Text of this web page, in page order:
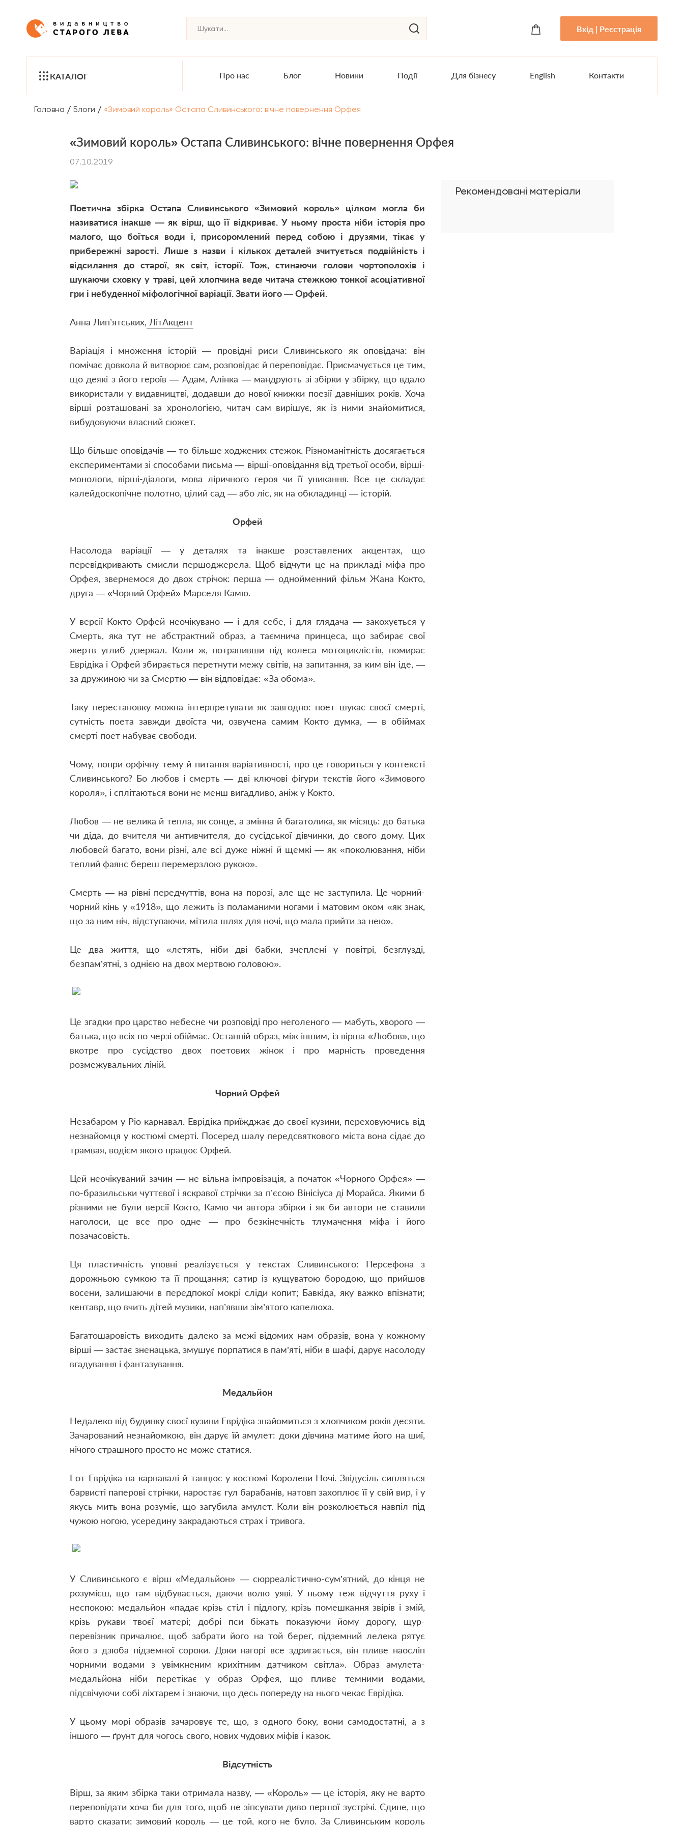
Вхід | Реєстрація
КАТАЛОГ Про нас Блог Новини Події Для бізнесу English Контакти
Головна / Блоги / «Зимовий король» Остапа Сливинського: вічне повернення Орфея
«Зимовий король» Остапа Сливинського: вічне повернення Орфея
07.10.2019
Поетична збірка Остапа Сливинського «Зимовий король» цілком могла би
називатися інакше — як вірш, що її відкриває. У ньому проста ніби історія про
малого, що боїться води і, присоромлений перед собою і друзями, тікає у
прибережні зарості. Лише з назви і кількох деталей зчитується подвійність і
відсилання до старої, як світ, історії. Тож, стинаючи голови чортополохів і
шукаючи сховку у траві, цей хлопчина веде читача стежкою тонкої асоціативної
гри і небуденної міфологічної варіації. Звати його — Орфей.
Анна Лип’ятських, ЛітАкцент
Варіація і множення історій — провідні риси Сливинського як оповідача: він
помічає довкола й витворює сам, розповідає й переповідає. Присмачується це тим,
що деякі з його героїв — Адам, Алінка — мандрують зі збірки у збірку, що вдало
використали у видавництві, додавши до нової книжки поезії давніших років. Хоча
вірші розташовані за хронологією, читач сам вирішує, як із ними знайомитися,
вибудовуючи власний сюжет.
Що більше оповідачів — то більше ходжених стежок. Різноманітність досягається
експериментами зі способами письма — вірші-оповідання від третьої особи, вірші-
монологи, вірші-діалоги, мова ліричного героя чи її уникання. Все це складає
калейдоскопічне полотно, цілий сад — або ліс, як на обкладинці — історій.
Орфей
Насолода варіації — у деталях та інакше розставлених акцентах, що
перевідкривають смисли першоджерела. Щоб відчути це на прикладі міфа про
Орфея, звернемося до двох стрічок: перша — однойменний фільм Жана Кокто,
друга — «Чорний Орфей» Марселя Камю.
У версії Кокто Орфей неочікувано — і для себе, і для глядача — закохується у
Смерть, яка тут не абстрактний образ, а таємнича принцеса, що забирає свої
жертв углиб дзеркал. Коли ж, потрапивши під колеса мотоциклістів, помирає
Еврідіка і Орфей збирається перетнути межу світів, на запитання, за ким він іде, —
за дружиною чи за Смертю — він відповідає: «За обома».
Таку перестановку можна інтерпретувати як завгодно: поет шукає своєї смерті,
сутність поета завжди двоїста чи, озвучена самим Кокто думка, — в обіймах
смерті поет набуває свободи.
Чому, попри орфічну тему й питання варіативності, про це говориться у контексті
Сливинського? Бо любов і смерть — дві ключові фігури текстів його «Зимового
короля», і сплітаються вони не менш вигадливо, аніж у Кокто.
Любов — не велика й тепла, як сонце, а змінна й багатолика, як місяць: до батька
чи діда, до вчителя чи антивчителя, до сусідської дівчинки, до свого дому. Цих
любовей багато, вони різні, але всі дуже ніжні й щемкі — як «поколювання, ніби
теплий фаянс береш перемерзлою рукою».
Смерть — на рівні передчуттів, вона на порозі, але ще не заступила. Це чорний-
чорний кінь у «1918», що лежить із поламаними ногами і матовим оком «як знак,
що за ним ніч, відступаючи, мітила шлях для ночі, що мала прийти за нею».
Це два життя, що «летять, ніби дві бабки, зчеплені у повітрі, безглузді,
безпам’ятні, з однією на двох мертвою головою».
Це згадки про царство небесне чи розповіді про неголеного — мабуть, хворого —
батька, що всіх по черзі обіймає. Останній образ, між іншим, із вірша «Любов», що
вкотре про сусідство двох поетових жінок і про марність проведення
розмежувальних ліній.
Чорний Орфей
Незабаром у Ріо карнавал. Еврідіка приїжджає до своєї кузини, переховуючись від
незнайомця у костюмі смерті. Посеред шалу передсвяткового міста вона сідає до
трамвая, водієм якого працює Орфей.
Цей неочікуваний зачин — не вільна імпровізація, а початок «Чорного Орфея» —
по-бразильськи чуттєвої і яскравої стрічки за п’єсою Вінісіуса ді Морайса. Якими б
різними не були версії Кокто, Камю чи автора збірки і як би автори не ставили
наголоси, це все про одне — про безкінечність тлумачення міфа і його
позачасовість.
Ця пластичність уповні реалізується у текстах Сливинського: Персефона з
дорожньою сумкою та її прощання; сатир із кущуватою бородою, що прийшов
восени, залишаючи в передпокої мокрі сліди копит; Бавкіда, яку важко впізнати;
кентавр, що вчить дітей музики, нап’явши зім’ятого капелюха.
Багатошаровість виходить далеко за межі відомих нам образів, вона у кожному
вірші — застає зненацька, змушує порпатися в пам’яті, ніби в шафі, дарує насолоду
вгадування і фантазування.
Медальйон
Недалеко від будинку своєї кузини Еврідіка знайомиться з хлопчиком років десяти.
Зачарований незнайомкою, він дарує їй амулет: доки дівчина матиме його на шиї,
нічого страшного просто не може статися.
І от Еврідіка на карнавалі й танцює у костюмі Королеви Ночі. Звідусіль сипляться
барвисті паперові стрічки, наростає гул барабанів, натовп захоплює її у свій вир, і у
якусь мить вона розуміє, що загубила амулет. Коли він розколюється навпіл під
чужою ногою, усередину закрадаються страх і тривога.
У Сливинського є вірш «Медальйон» — сюрреалістично-сум’ятний, до кінця не
розумієш, що там відбувається, даючи волю уяві. У ньому теж відчуття руху і
неспокою: медальйон «падає крізь стіл і підлогу, крізь помешкання звірів і змій,
крізь рукави твоєї матері; добрі пси біжать показуючи йому дорогу, щур-
перевізник причалює, щоб забрати його на той берег, підземний лелека рятує
його з дзюба підземної сороки. Доки нагорі все здригається, він пливе наосліп
чорними водами з увімкненим крихітним датчиком світла». Образ амулета-
медальйона ніби перетікає у образ Орфея, що пливе темними водами,
підсвічуючи собі ліхтарем і знаючи, що десь попереду на нього чекає Еврідіка.
У цьому морі образів зачаровує те, що, з одного боку, вони самодостатні, а з
іншого — ґрунт для чогось свого, нових чудових міфів і казок.
Відсутність
Вірш, за яким збірка таки отримала назву, — «Король» — це історія, яку не варто
переповідати хоча би для того, щоб не зіпсувати диво першої зустрічі. Єдине, що
варто сказати: зимовий король — це той, кого не було. За Сливинським король
Рекомендовані матеріали